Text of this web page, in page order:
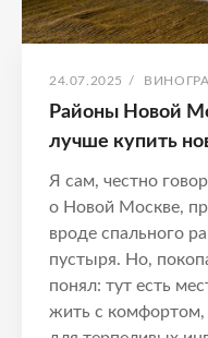
ОПУБЛИКОВАНО
24.07.2025 / АВТОР:
Районы Новой
лучше купить
Я сам, честно
о Новой Москве,
вроде спального
пустыря. Но,
понял: тут есть
жить с комфортом,